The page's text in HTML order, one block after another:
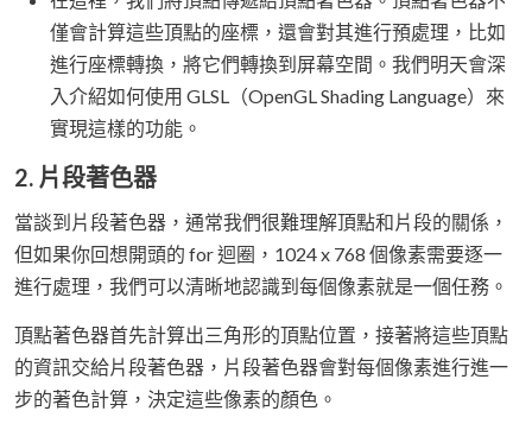
僅會計算這些頂點的座標，還會對其進行預處理，比如
進行座標轉換，將它們轉換到屏幕空間。我們明天會深
入介紹如何使用 GLSL（OpenGL Shading Language）來
實現這樣的功能。
2. 片段著色器
當談到片段著色器，通常我們很難理解頂點和片段的關係，
但如果你回想開頭的 for 迴圈，1024 x 768 個像素需要逐一
進行處理，我們可以清晰地認識到每個像素就是一個任務。
頂點著色器首先計算出三角形的頂點位置，接著將這些頂點
的資訊交給片段著色器，片段著色器會對每個像素進行進一
步的著色計算，決定這些像素的顏色。